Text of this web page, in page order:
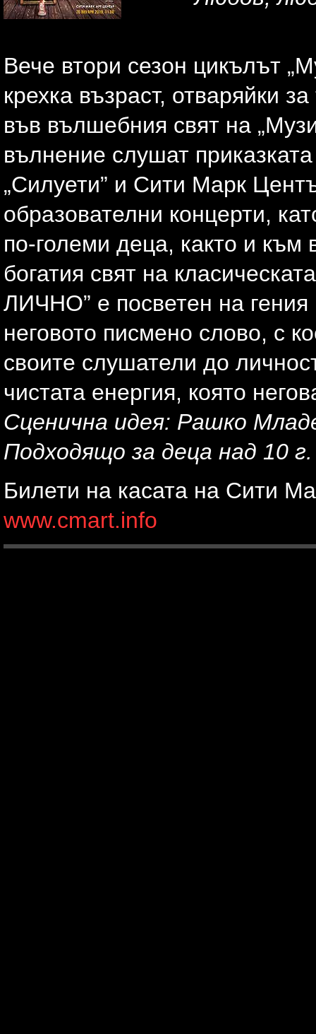
Вече втори сезон цикълът
крехка възраст, отваряйки
във вълшебния свят на
вълнение слушат
„Силуети” и Сити Марк
образователни концерти,
по-големи деца, както и към
богатия свят на
ЛИЧНО” е посветен на
неговото писмено слово, с
своите слушатели до
чистата енергия, която
Сценична идея: Рашко
Подходящо за деца над 10
Билети на касата на Сити
www.cmart.info